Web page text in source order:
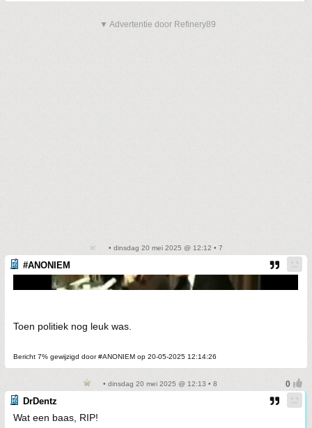
▼ Advertentie door Refinery89
• dinsdag 20 mei 2025 @ 12:12 • 7
#ANONIEM
Toen politiek nog leuk was.
Bericht 7% gewijzigd door #ANONIEM op 20-05-2025 12:14:26
• dinsdag 20 mei 2025 @ 12:13 • 8
DrDentz
Wat een baas, RIP!